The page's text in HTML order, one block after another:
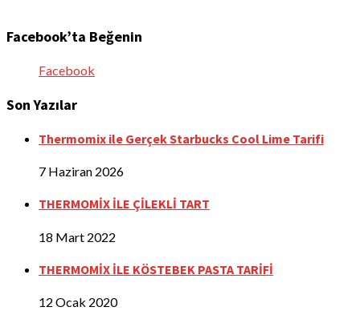
Facebook’ta Beğenin
Facebook
Son Yazılar
Thermomix ile Gerçek Starbucks Cool Lime Tarifi
7 Haziran 2026
THERMOMİX İLE ÇİLEKLİ TART
18 Mart 2022
THERMOMİX İLE KÖSTEBEK PASTA TARİFİ
12 Ocak 2020